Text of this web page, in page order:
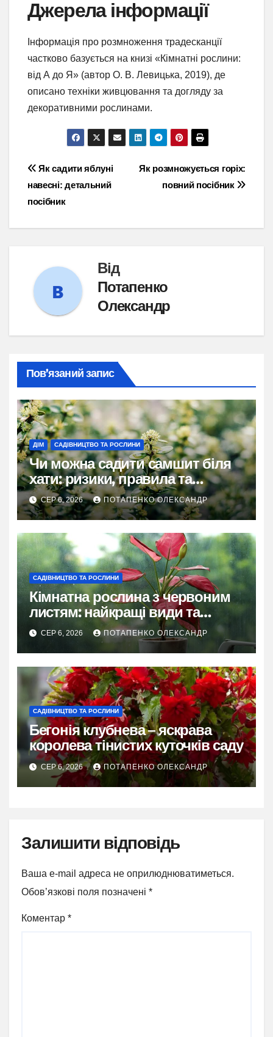
Джерела інформації
Інформація про розмноження традесканції
частково базується на книзі «Кімнатні рослини:
від А до Я» (автор О. В. Левицька, 2019), де
описано техніки живцювання та догляду за
декоративними рослинами.
Навігація
записів
Як розмножується горіх:
повний посібник
Як садити яблуні
навесні: детальний
посібник
Від
Потапенко
Олександр
Пов’язаний запис
ДІМ САДІВНИЦТВО ТА РОСЛИНИ
Чи можна садити самшит біля
хати: ризики, правила та
практичні рішення
СЕР 6, 2026 ПОТАПЕНКО ОЛЕКСАНДР
САДІВНИЦТВО ТА РОСЛИНИ
Кімнатна рослина з червоним
листям: найкращі види та
секрети догляду
СЕР 6, 2026 ПОТАПЕНКО ОЛЕКСАНДР
САДІВНИЦТВО ТА РОСЛИНИ
Бегонія клубнева – яскрава
королева тінистих куточків саду
СЕР 6, 2026 ПОТАПЕНКО ОЛЕКСАНДР
Залишити відповідь
Ваша e-mail адреса не оприлюднюватиметься.
Обов’язкові поля позначені *
Коментар *